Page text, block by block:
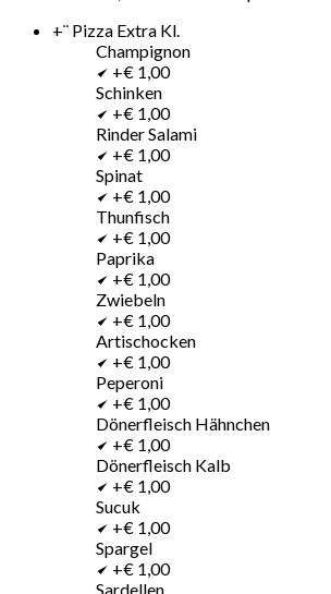
+¨ Pizza Extra Kl.
Champignon
+€ 1,00
Schinken
+€ 1,00
Rinder Salami
+€ 1,00
Spinat
+€ 1,00
Thunfisch
+€ 1,00
Paprika
+€ 1,00
Zwiebeln
+€ 1,00
Artischocken
+€ 1,00
Peperoni
+€ 1,00
Dönerfleisch Hähnchen
+€ 1,00
Dönerfleisch Kalb
+€ 1,00
Sucuk
+€ 1,00
Spargel
+€ 1,00
Sardellen